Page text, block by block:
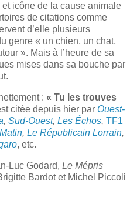
icône de la cause animale
de citations comme
d’elle plusieurs
genre « un chien, un chat,
». Mais à l’heure de sa
mises dans sa bouche par
: « Tu les trouves
citée depuis hier par Ouest-
, Sud-Ouest, Les Échos, TF1
, Le Républicain Lorrain,
, etc.
Luc Godard, Le Mépris
Bardot et Michel Piccoli